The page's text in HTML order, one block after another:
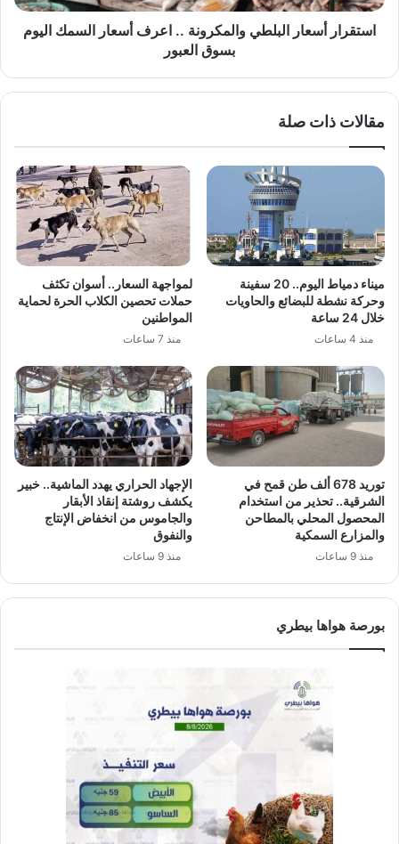
اليوم
بسوق
استقرار أسعار البلطي والمكرونة .. اعرف أسعار السمك اليوم
بسوق العبور
مقالات ذات صلة
ميناء دمياط اليوم.. 20 سفينة
وحركة نشطة للبضائع والحاويات
خلال 24 ساعة
منذ 4 ساعات
لمواجهة السعار.. أسوان تكثف
حملات تحصين الكلاب الحرة لحماية
المواطنين
منذ 7 ساعات
توريد 678 ألف طن قمح في
الشرقية.. تحذير من استخدام
المحصول المحلي بالمطاحن
والمزارع السمكية
منذ 9 ساعات
الإجهاد الحراري يهدد الماشية.. خبير
يكشف روشتة إنقاذ الأبقار
والجاموس من انخفاض الإنتاج
والنفوق
منذ 9 ساعات
بورصة هواها بيطري